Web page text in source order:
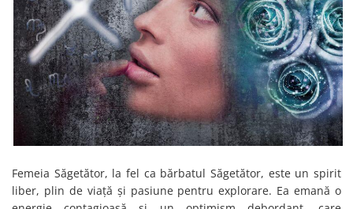
Femeia Săgetător, la fel ca bărbatul Săgetător, este un spirit
liber, plin de viață și pasiune pentru explorare. Ea emană o